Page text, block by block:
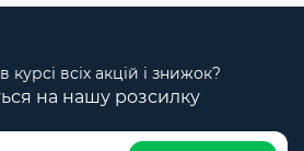
курсі всіх акцій і знижок?
на нашу розсилку